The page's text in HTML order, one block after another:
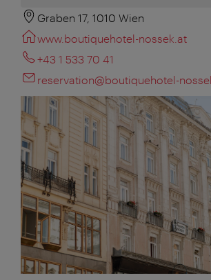
Graben 17, 1010 Wien
www.boutiquehotel-nossek.at
+43 1 533 70 41
reservation@boutiquehotel-